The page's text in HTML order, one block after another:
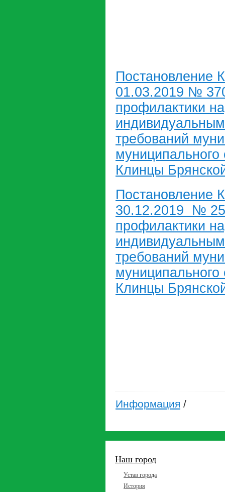
Постановление
01.03.2019 №
профилактики
требований
муниципального
Клинцы
Постановление
30.12.2019 №
профилактики
требований
муниципального
Клинцы
Информация /
Наш город
Устав города
История